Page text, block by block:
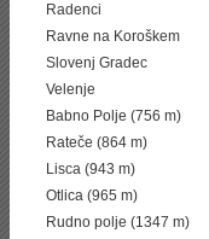
Radenci
Ravne na Koroškem
Slovenj Gradec
Velenje
Babno Polje (756 m)
Rateče (864 m)
Lisca (943 m)
Otlica (965 m)
Rudno polje (1347 m)